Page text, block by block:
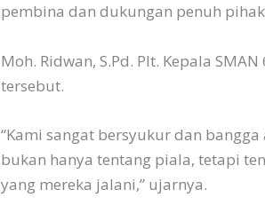
pembina dan dukungan penuh
Moh. Ridwan, S.Pd. Plt. Kepala
tersebut.
“Kami sangat bersyukur dan
bukan hanya tentang piala, tetapi
yang mereka jalani,” ujarnya.